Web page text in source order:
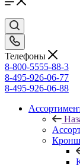
Телефоны
8-800-5555-88-3
8-495-926-06-77
8-495-926-06-88